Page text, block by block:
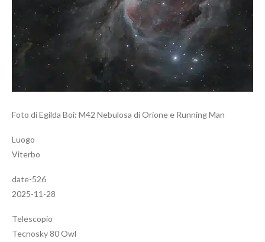
Foto di Egilda Boi: M42 Nebulosa di Orione e Running Man
Luogo
Viterbo
date-526
2025-11-28
Telescopio
Tecnosky 80 Owl